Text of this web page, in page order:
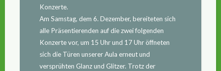
Konzerte.
Am Samstag, dem 6. Dezember, bereiteten sich
alle Präsentierenden auf die zwei folgenden
Konzerte vor, um 15 Uhr und 17 Uhr öffneten
sich die Türen unserer Aula erneut und
versprühten Glanz und Glitzer. Trotz der